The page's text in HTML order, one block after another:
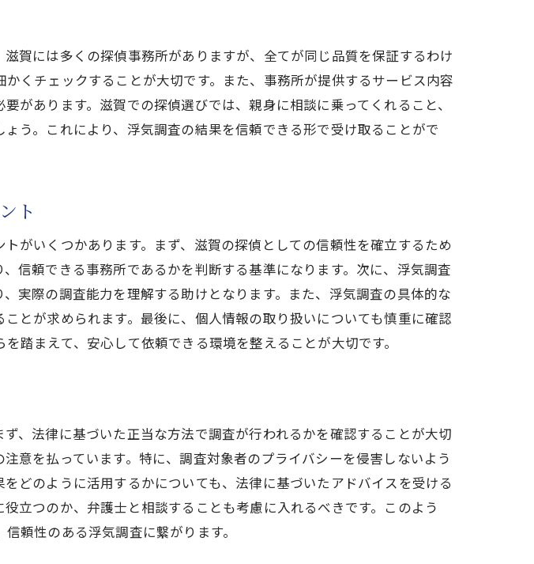
方法
法の紹介
た調査技術
術とその利用
功率の向上
追跡カスタムの秘密
の選定
査対応
告書の作成法
織力と連携体制
な調査方法
な証拠を手に入れる方法
る調査技術の紹介
注意点
ケーション方法
する方法
賀には多くの探偵事務所がありますが、全てが同じ品質を保証するわけ
くチェックすることが大切です。また、事務所が提供するサービス内容
があります。滋賀での探偵選びでは、親身に相談に乗ってくれること、
う。これにより、浮気調査の結果を信頼できる形で受け取ることがで
ト
がいくつかあります。まず、滋賀の探偵としての信頼性を確立するため
信頼できる事務所であるかを判断する基準になります。次に、浮気調査
実際の調査能力を理解する助けとなります。また、浮気調査の具体的な
とが求められます。最後に、個人情報の取り扱いについても慎重に確認
踏まえて、安心して依頼できる環境を整えることが大切です。
、法律に基づいた正当な方法で調査が行われるかを確認することが大切
意を払っています。特に、調査対象者のプライバシーを侵害しないよう
どのように活用するかについても、法律に基づいたアドバイスを受ける
立つのか、弁護士と相談することも考慮に入れるべきです。このよう
頼性のある浮気調査に繋がります。